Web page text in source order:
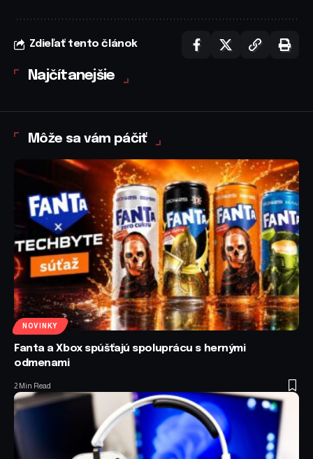
Zdieľať tento článok
Najčítanejšie
Môže sa vám páčiť
NOVINKY
Fanta a Xbox spúšťajú spoluprácu s hernými
odmenami
2 Min Read